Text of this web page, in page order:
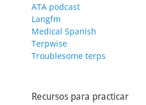
ATA podcast
Langfm
Medical Spanish
Terpwise
Troublesome terps
Recursos para practicar